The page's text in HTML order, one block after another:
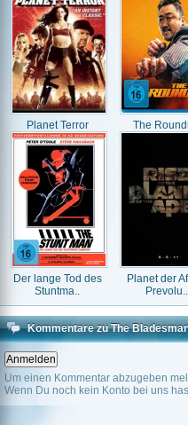
Planet Terror The
Der lange Tod des
Stuntma..
Planet der
Prevolu..
Kommentare zu The
Um einen Kommentar abzugeben
Wenn Du noch kein Konto bei uns